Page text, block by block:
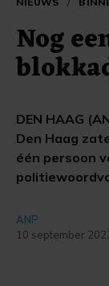
Nog
DEN HAAG
Den Haag
één persoon
ANP
10 september